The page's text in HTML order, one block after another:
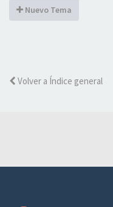
Nuevo Tema
Volver a Índice general